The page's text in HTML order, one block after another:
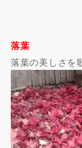
落葉
落葉の美しさを